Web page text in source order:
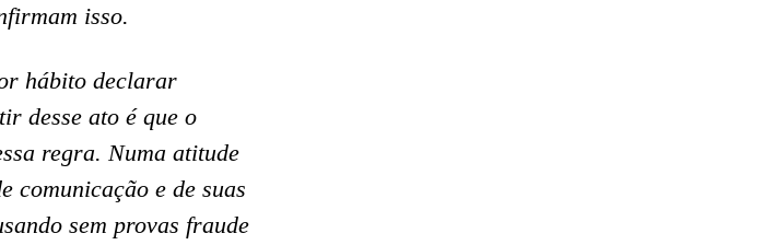
isso.
hábito declarar
desse ato é que o
regra. Numa atitude
comunicação e de suas
sem provas fraude